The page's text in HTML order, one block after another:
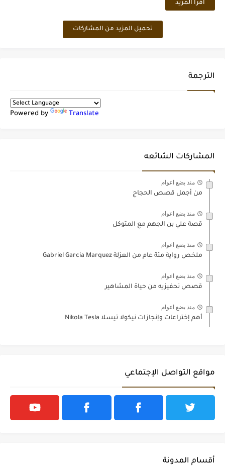
اقرأ المزيد
تحميل المزيد من المشاركات
الترجمة
Powered by Translate
المشاركات الشائعه
منذ بضع اعوام
من أجمل قصص الحجاج
منذ بضع اعوام
قصة علي بن الجهم مع المتوكل
منذ بضع اعوام
ملخص رواية مئة عام من العزلة Gabriel Garcia Marquez
منذ بضع اعوام
قصص تحفيزيه من حياة المشاهير
منذ بضع اعوام
أهم إختراعات وإنجازات نيكولا تيسلا Nikola Tesla
مواقع التواصل الإجتماعي
أقسام المدونة